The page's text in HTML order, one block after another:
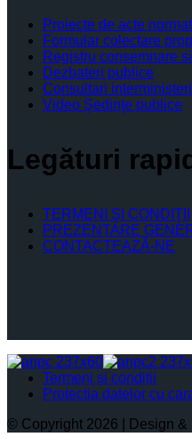
Proiecte de acte
Formular colectare
Registru consemnare
Dezbateri publice
Consultari
Video Şedinţe publice
Legături
TERMENI ŞI CONDIŢII
PREZENTARE
CONTACTEAZĂ-NE
Termeni și condiții
Protectia datelor cu
© Copyright 2026 | Design &